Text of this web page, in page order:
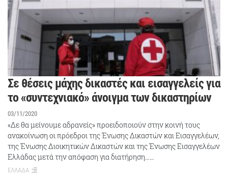
Σε θέσεις μάχης δικαστές και εισαγγελείς για
το «συντεχνιακό» άνοιγμα των δικαστηρίων
03/11/2020
«Δε θα μείνουμε αδρανείς» προειδοποιούν στην κοινή τους
ανακοίνωση οι πρόεδροι της Ένωσης Δικαστών και Εισαγγελέων,
της Ένωσης Διοικητικών Δικαστών και της Ένωσης Εισαγγελέων
Ελλάδας μετά την απόφαση για διατήρηση……
ΕΛΛΑΔΑ